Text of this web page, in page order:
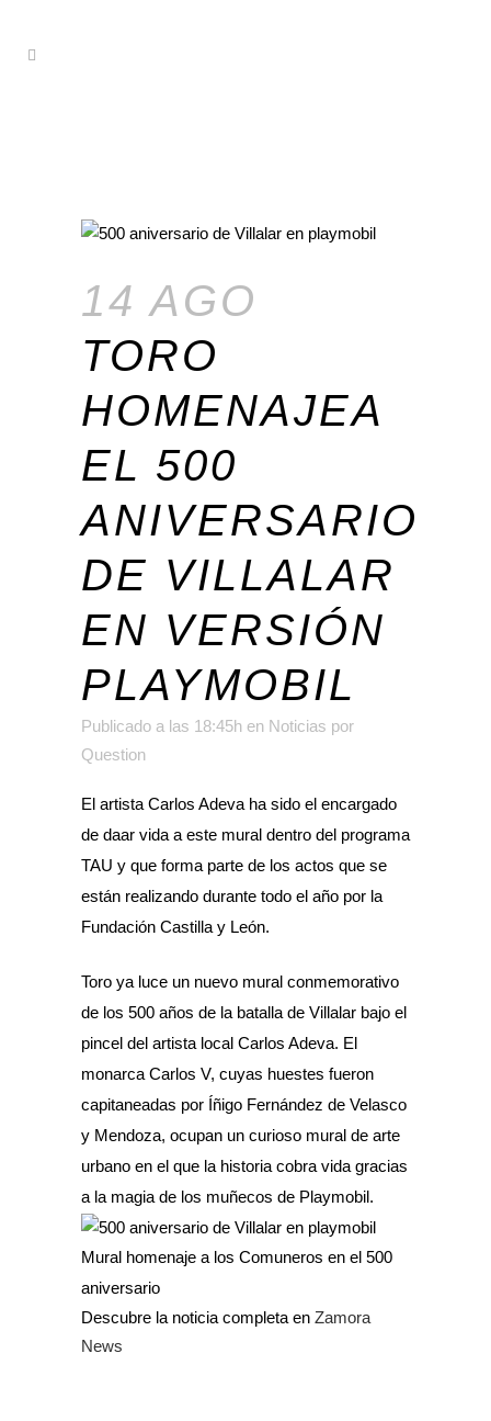
14 AGO
TORO
HOMENAJEA
EL 500
ANIVERSARIO
DE VILLALAR
EN VERSIÓN
PLAYMOBIL
Publicado a las 18:45h en Noticias por
Question
El artista Carlos Adeva ha sido el encargado
de daar vida a este mural dentro del programa
TAU y que forma parte de los actos que se
están realizando durante todo el año por la
Fundación Castilla y León.
Toro ya luce un nuevo mural conmemorativo
de los 500 años de la batalla de Villalar bajo el
pincel del artista local Carlos Adeva. El
monarca Carlos V, cuyas huestes fueron
capitaneadas por Íñigo Fernández de Velasco
y Mendoza, ocupan un curioso mural de arte
urbano en el que la historia cobra vida gracias
a la magia de los muñecos de Playmobil.
Mural homenaje a los Comuneros en el 500
aniversario
Descubre la noticia completa en Zamora
News